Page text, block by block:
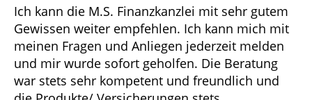
Ich kann die M.S. Finanzkanzlei mit sehr gutem
Gewissen weiter empfehlen. Ich kann mich mit
meinen Fragen und Anliegen jederzeit melden
und mir wurde sofort geholfen. Die Beratung
war stets sehr kompetent und freundlich und